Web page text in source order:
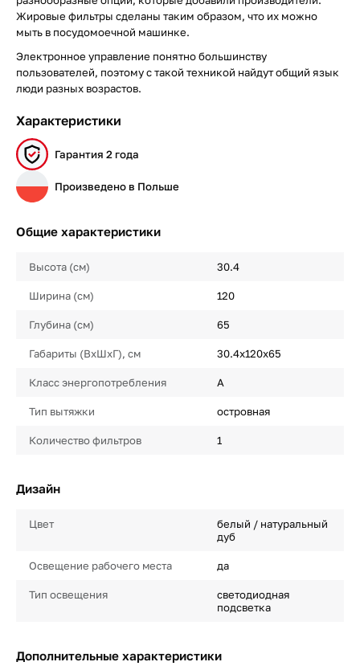
Жировые фильтры сделаны таким образом, что их можно
мыть в посудомоечной машинке.
Электронное управление понятно большинству
пользователей, поэтому с такой техникой найдут общий язык
люди разных возрастов.
Характеристики
Гарантия 2 года
Произведено в Польше
Общие характеристики
Высота (см) 30.4
Ширина (см) 120
Глубина (см) 65
Габариты (ВхШхГ), см 30.4х120х65
Класс энергопотребления A
Тип вытяжки островная
Количество фильтров 1
Дизайн
Цвет
белый / натуральный
дуб
Освещение рабочего места да
Тип освещения
светодиодная
подсветка
Дополнительные характеристики